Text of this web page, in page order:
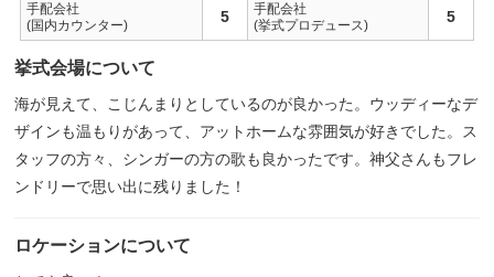
手配会社
(国内カウンター)
5
手配会社
(挙式プロデュース)
5
挙式会場について
海が見えて、こじんまりとしているのが良かった。ウッディーなデ
ザインも温もりがあって、アットホームな雰囲気が好きでした。ス
タッフの方々、シンガーの方の歌も良かったです。神父さんもフレ
ンドリーで思い出に残りました！
ロケーションについて